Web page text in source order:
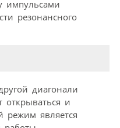
импульсами
резонансного
диагонали
и
режим является